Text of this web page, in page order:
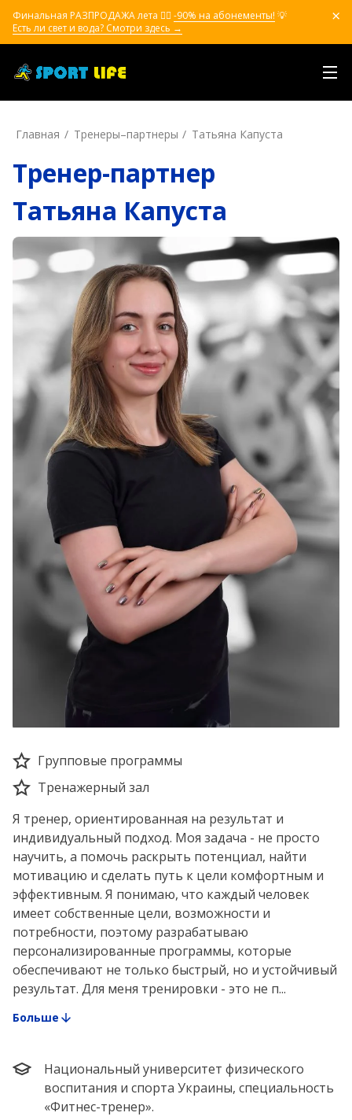
Финальная РАЗПРОДАЖА лета ❤️‍🔥 -90% на абонементы! 💡
Есть ли свет и вода? Смотри здесь →
Главная Тренеры–пapтнepы Татьяна Капуста
Тренер-партнер
Татьяна Капуста
Групповые программы
Тренажерный зал
Я тренер, ориентированная на результат и
индивидуальный подход. Моя задача - не просто
научить, а помочь раскрыть потенциал, найти
мотивацию и сделать путь к цели комфортным и
эффективным. Я понимаю, что каждый человек
имеет собственные цели, возможности и
потребности, поэтому разрабатываю
персонализированные программы, которые
обеспечивают не только быстрый, но и устойчивый
результат. Для меня тренировки - это не п...
Больше
Национальный университет физического
воспитания и спорта Украины, специальность
«Фитнес-тренер».